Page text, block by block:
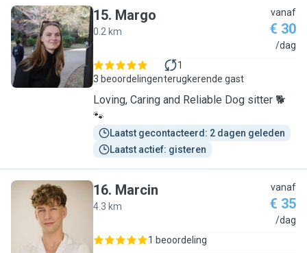
M
15. Margo
0.2 km
vanaf
€ 30
/dag
3 beoordelingen
1
terugkerende gast
Loving, Caring and Reliable Dog sitter 🐕
🐾
Laatst gecontacteerd: 2 dagen geleden
Laatst actief: gisteren
M
16. Marcin
4.3 km
vanaf
€ 35
/dag
1 beoordeling